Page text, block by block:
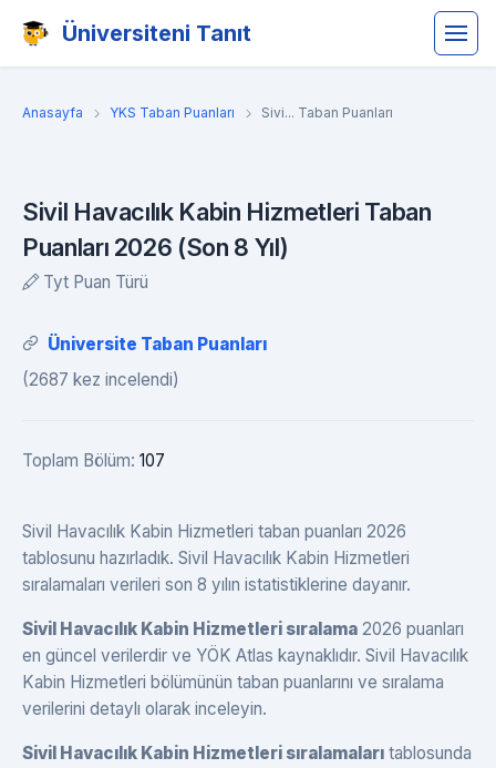
Üniversiteni Tanıt
Anasayfa YKS Taban Puanları Sivi... Taban Puanları
Sivil Havacılık Kabin Hizmetleri Taban
Puanları 2026 (Son 8 Yıl)
Tyt Puan Türü
Üniversite Taban Puanları
(2687 kez incelendi)
Toplam Bölüm: 107
Sivil Havacılık Kabin Hizmetleri taban puanları 2026
tablosunu hazırladık. Sivil Havacılık Kabin Hizmetleri
sıralamaları verileri son 8 yılın istatistiklerine dayanır.
Sivil Havacılık Kabin Hizmetleri sıralama 2026 puanları
en güncel verilerdir ve YÖK Atlas kaynaklıdır. Sivil Havacılık
Kabin Hizmetleri bölümünün taban puanlarını ve sıralama
verilerini detaylı olarak inceleyin.
Sivil Havacılık Kabin Hizmetleri sıralamaları tablosunda